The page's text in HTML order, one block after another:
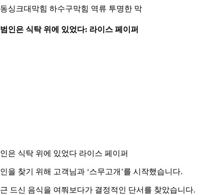
싱크대막힘 하수구막힘 역류 투명한 막
인은 식탁 위에 있었다: 라이스 페이퍼
은 식탁 위에 있었다 라이스 페이퍼
을 찾기 위해 고객님과 ‘스무고개’를 시작했습니다.
드신 음식을 여쭤보다가 결정적인 단서를 찾았습니다.